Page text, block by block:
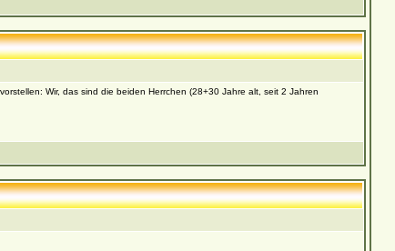
Wir, das sind die beiden Herrchen (28+30 Jahre alt, seit 2 Jahren